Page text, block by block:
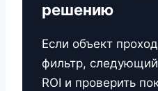
решению
Если объект
фильтр, следующий
ROI и проверить